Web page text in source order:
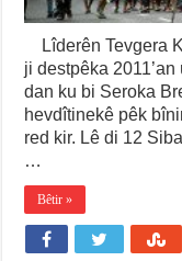
Lîderên Tevgera
ji destpêka
dan ku bi Seroka
hevdîtinekê pêk
red kir. Lê di 12
…
Bêtir »